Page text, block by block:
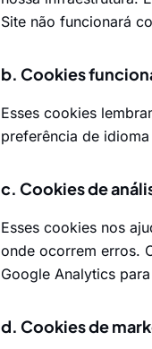
Site não funcionará
b. Cookies
Esses cookies
preferência de
c. Cookies de
Esses cookies nos
onde ocorrem erros.
Google Analytics
d. Cookies de